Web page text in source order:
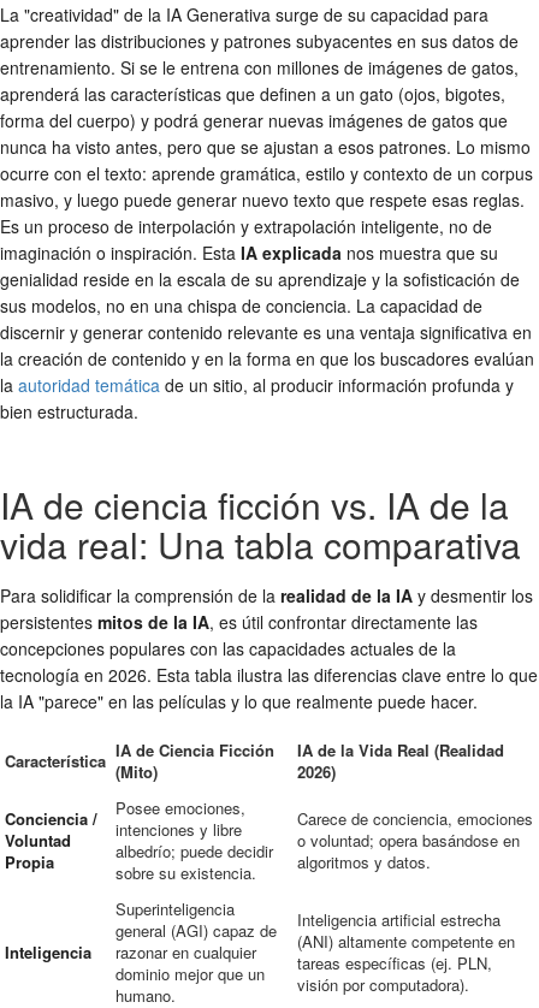
La "creatividad" de la IA Generativa surge de su capacidad para
aprender las distribuciones y patrones subyacentes en sus datos de
entrenamiento. Si se le entrena con millones de imágenes de gatos,
aprenderá las características que definen a un gato (ojos, bigotes,
forma del cuerpo) y podrá generar nuevas imágenes de gatos que
nunca ha visto antes, pero que se ajustan a esos patrones. Lo mismo
ocurre con el texto: aprende gramática, estilo y contexto de un corpus
masivo, y luego puede generar nuevo texto que respete esas reglas.
Es un proceso de interpolación y extrapolación inteligente, no de
imaginación o inspiración. Esta IA explicada nos muestra que su
genialidad reside en la escala de su aprendizaje y la sofisticación de
sus modelos, no en una chispa de conciencia. La capacidad de
discernir y generar contenido relevante es una ventaja significativa en
la creación de contenido y en la forma en que los buscadores evalúan
la autoridad temática de un sitio, al producir información profunda y
bien estructurada.
IA de ciencia ficción vs. IA de la
vida real: Una tabla comparativa
Para solidificar la comprensión de la realidad de la IA y desmentir los
persistentes mitos de la IA, es útil confrontar directamente las
concepciones populares con las capacidades actuales de la
tecnología en 2026. Esta tabla ilustra las diferencias clave entre lo que
la IA "parece" en las películas y lo que realmente puede hacer.
Característica IA de Ciencia Ficción
(Mito)
IA de la Vida Real (Realidad
2026)
Conciencia /
Voluntad
Propia
Posee emociones,
intenciones y libre
albedrío; puede decidir
sobre su existencia.
Carece de conciencia, emociones
o voluntad; opera basándose en
algoritmos y datos.
Inteligencia
Superinteligencia
general (AGI) capaz de
razonar en cualquier
dominio mejor que un
humano.
Inteligencia artificial estrecha
(ANI) altamente competente en
tareas específicas (ej. PLN,
visión por computadora).